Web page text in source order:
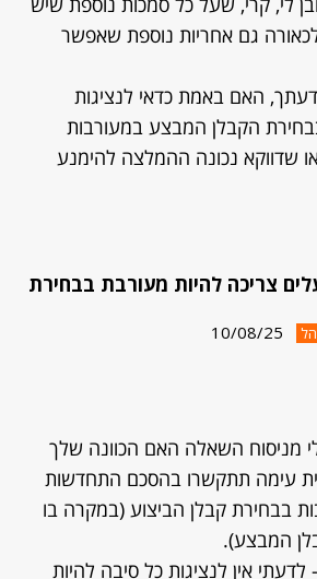
גם אחריות נוספת שאפשר
האם באמת כדאי לנציגות
הקבלן המבצע במעורבות
שדווקא נכונה ההמלצה להימנע
צריכה להיות מעורבת בבחירת
10/08/25
מניסוח השאלה האם הכוונה שלך
עימה תתקשרו בהסכם התחדשות
בבחירת קבלן הביצוע (במקרה בו
המבצע).
אין לנציגות כל סיבה להיות